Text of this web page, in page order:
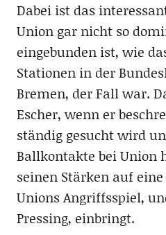
Dabei ist das
Union gar nicht so
eingebunden ist, wie
Stationen in der
Bremen, der Fall war.
Escher, wenn er
ständig gesucht wird
Ballkontakte bei Union
seinen Stärken auf
Unions Angriffsspiel,
Pressing, einbringt.